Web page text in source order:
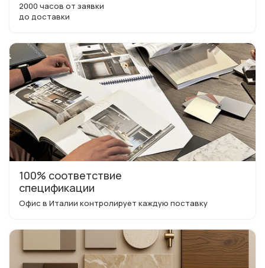
2000 часов от заявки
до доставки
100% соответствие
спецификации
Офис в Италии контролирует каждую поставку